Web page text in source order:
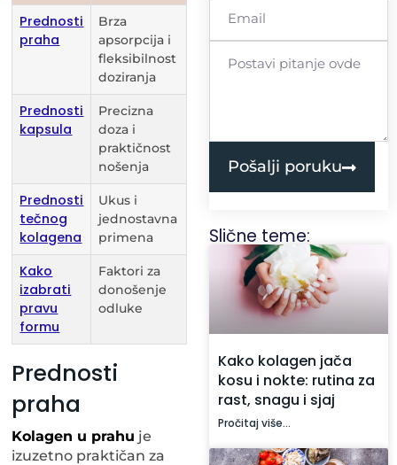
Prednosti
praha
Brza
apsorpcija i
fleksibilnost
doziranja
Prednosti
kapsula
Precizna
doza i
praktičnost
nošenja
Prednosti
tečnog
kolagena
Ukus i
jednostavna
primena
Kako
izabrati
pravu
formu
Faktori za
donošenje
odluke
Prednosti
praha
Kolagen u prahu je
izuzetno praktičan za
Slične teme:
Kako kolagen jača
kosu i nokte: rutina za
rast, snagu i sjaj
Pročitaj više...
Pošalji poruku